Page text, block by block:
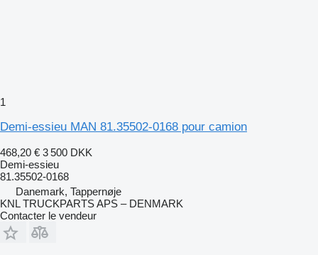
1
Demi-essieu MAN 81.35502-0168 pour camion
468,20 € 3 500 DKK
Demi-essieu
81.35502-0168
Danemark, Tappernøje
KNL TRUCKPARTS APS – DENMARK
Contacter le vendeur